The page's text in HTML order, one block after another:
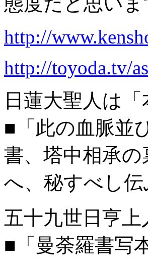
http://
http://toyoda.tv/
日蓮大聖人は
■「此の血脈並
書、塔中相承
へ、秘すべし
五十九世日亨上
■「曼荼羅書写